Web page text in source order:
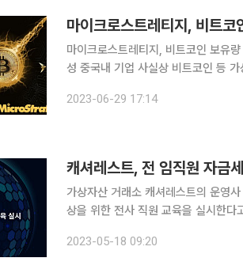
마이크로스트레티지, 비트코인 보유
성 중국내 기업 사실상 비트코인 등 가상자산 투자 불가능 미국
코인 매입을 발표한 직후엔 가격이
2023-06-29 17:14
캐셔레스트, 전 임직원 자금
가상자산 거래소 캐셔레스트의 운영
상을 위한 전사 직원 교육을 실시한다고 18일 밝혔다. 이번 AML 교
화하기 위한 취지로 마련됐다. 국내
2023-05-18 09:20